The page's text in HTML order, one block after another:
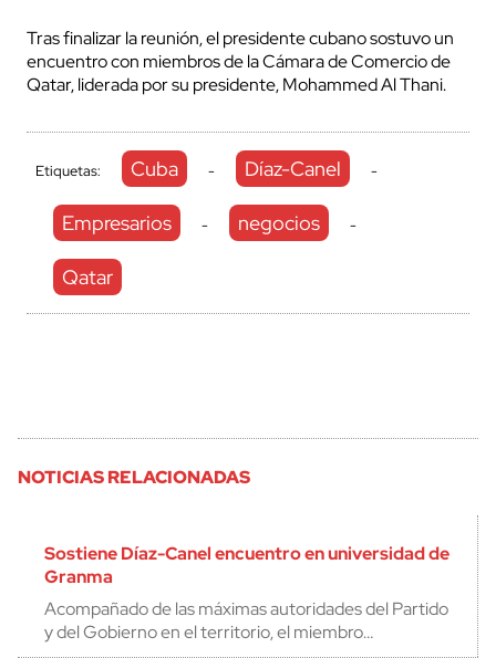
Tras finalizar la reunión, el presidente cubano sostuvo un
encuentro con miembros de la Cámara de Comercio de
Qatar, liderada por su presidente, Mohammed Al Thani.
Etiquetas: Cuba - Díaz-Canel -
Empresarios - negocios -
Qatar
NOTICIAS RELACIONADAS
Sostiene Díaz-Canel encuentro en universidad de
Granma
Acompañado de las máximas autoridades del Partido
y del Gobierno en el territorio, el miembro…